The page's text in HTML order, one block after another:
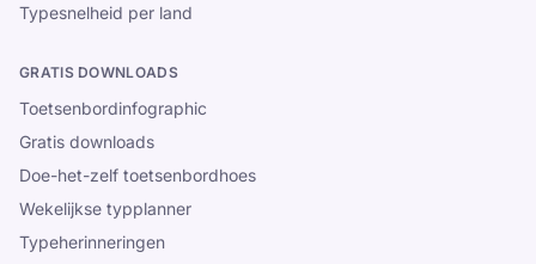
Typesnelheid per land
GRATIS DOWNLOADS
Toetsenbordinfographic
Gratis downloads
Doe-het-zelf toetsenbordhoes
Wekelijkse typplanner
Typeherinneringen